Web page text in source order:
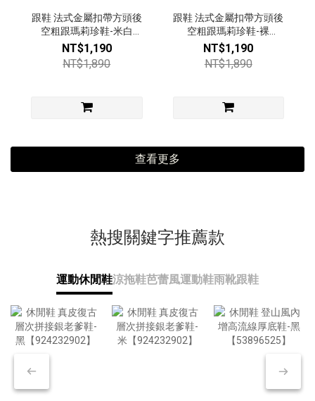
跟鞋 法式金屬扣帶方頭後
空粗跟瑪莉珍鞋-米白
【49492883】
NT$1,190
NT$1,890
跟鞋 法式金屬扣帶方頭後
空粗跟瑪莉珍鞋-裸
【49492883】
NT$1,190
NT$1,890
查看更多
熱搜關鍵字推薦款
運動休閒鞋涼拖鞋芭蕾風運動鞋雨靴跟鞋